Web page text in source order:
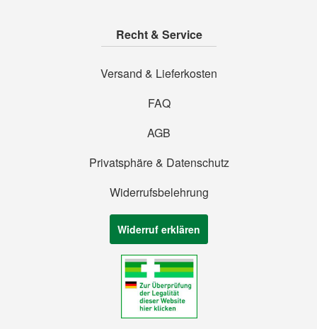
Recht & Service
Versand & Lieferkosten
FAQ
AGB
Privatsphäre & Datenschutz
Widerrufsbelehrung
Widerruf erklären